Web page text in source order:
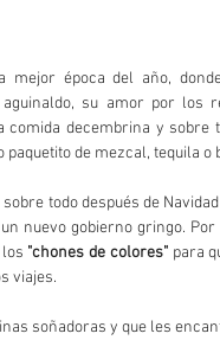
mejor época del año,
su amor por los
decembrina y sobre
de mezcal, tequila o
todo después de
nuevo gobierno gringo.
"chones de colores" para
viajes.
soñadoras y que les